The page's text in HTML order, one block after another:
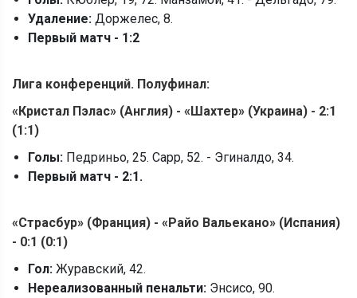
Удаление: Доржелес, 8.
Первый матч - 1:2
Лига конференций. Полуфинал:
«Кристал Пэлас» (Англия) - «Шахтер» (Украина) - 2:1
(1:1)
Голы: Педриньо, 25. Сарр, 52. - Эгиналдо, 34.
Первый матч - 2:1.
«Страсбур» (Франция) - «Райо Вальекано» (Испания)
- 0:1 (0:1)
Гол: Журавский, 42.
Нереализованный пенальти: Энсисо, 90.